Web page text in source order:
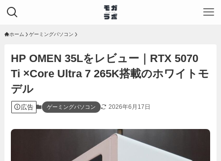
ホーム ゲーミングパソコン
HP OMEN 35Lをレビュー｜RTX 5070
Ti ×Core Ultra 7 265K搭載のホワイトモ
デル
広告 ゲーミングパソコン 2026年6月17日